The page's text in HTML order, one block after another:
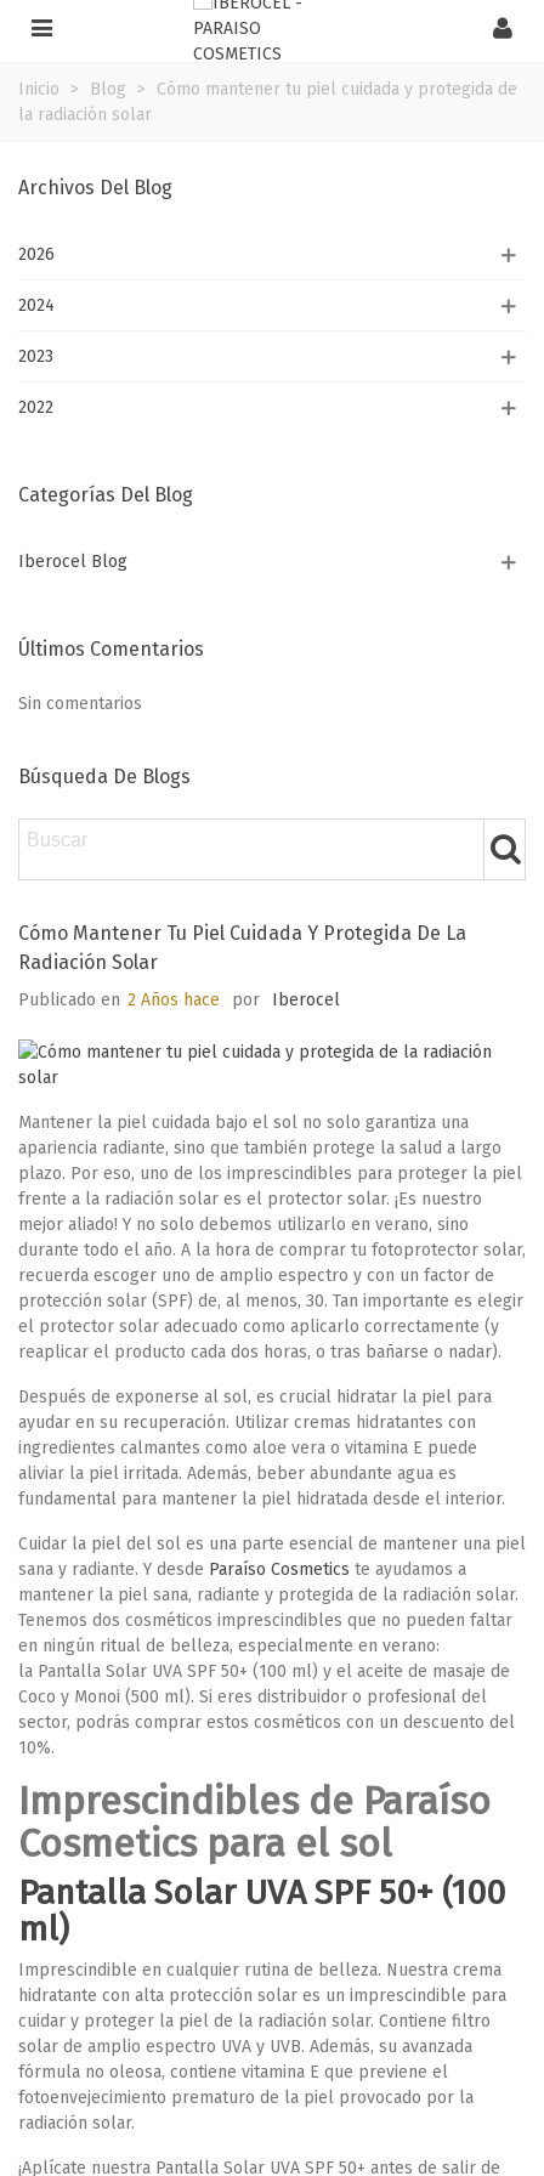
Inicio > Blog >
Cómo mantener tu piel cuidada y protegida de
la radiación solar
Archivos Del Blog
2026
2024
2023
2022
Categorías Del Blog
Iberocel Blog
Últimos Comentarios
Sin comentarios
Búsqueda De Blogs
Cómo Mantener Tu Piel Cuidada Y Protegida De La
Radiación Solar
Publicado en 2 Años hace por Iberocel
Mantener la piel cuidada bajo el sol no solo garantiza una
apariencia radiante, sino que también protege la salud a largo
plazo. Por eso, uno de los imprescindibles para proteger la piel
frente a la radiación solar es el protector solar. ¡Es nuestro
mejor aliado! Y no solo debemos utilizarlo en verano, sino
durante todo el año. A la hora de comprar tu fotoprotector solar,
recuerda escoger uno de amplio espectro y con un factor de
protección solar (SPF) de, al menos, 30. Tan importante es elegir
el protector solar adecuado como aplicarlo correctamente (y
reaplicar el producto cada dos horas, o tras bañarse o nadar).
Después de exponerse al sol, es crucial hidratar la piel para
ayudar en su recuperación. Utilizar cremas hidratantes con
ingredientes calmantes como aloe vera o vitamina E puede
aliviar la piel irritada. Además, beber abundante agua es
fundamental para mantener la piel hidratada desde el interior.
Cuidar la piel del sol es una parte esencial de mantener una piel
sana y radiante. Y desde Paraíso Cosmetics te ayudamos a
mantener la piel sana, radiante y protegida de la radiación solar.
Tenemos dos cosméticos imprescindibles que no pueden faltar
en ningún ritual de belleza, especialmente en verano:
la Pantalla Solar UVA SPF 50+ (100 ml) y el aceite de masaje de
Coco y Monoi (500 ml). Si eres distribuidor o profesional del
sector, podrás comprar estos cosméticos con un descuento del
10%.
Imprescindibles de Paraíso
Cosmetics para el sol
Pantalla Solar UVA SPF 50+ (100
ml)
Imprescindible en cualquier rutina de belleza. Nuestra crema
hidratante con alta protección solar es un imprescindible para
cuidar y proteger la piel de la radiación solar. Contiene filtro
solar de amplio espectro UVA y UVB. Además, su avanzada
fórmula no oleosa, contiene vitamina E que previene el
fotoenvejecimiento prematuro de la piel provocado por la
radiación solar.
¡Aplícate nuestra Pantalla Solar UVA SPF 50+ antes de salir de